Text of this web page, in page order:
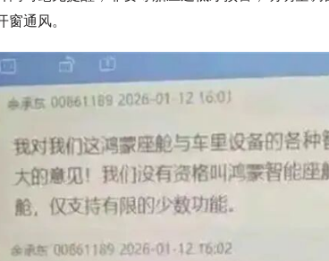
窗通风。